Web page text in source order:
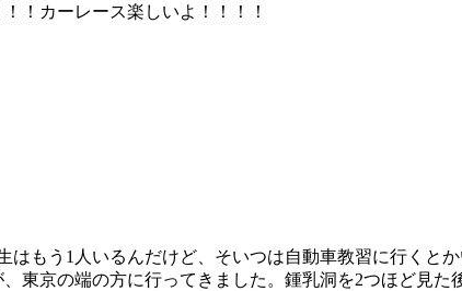
！カーレース楽しいよ！！！！
もう1人いるんだけど、そいつは自動車教習に行くとか
東京の端の方に行ってきました。鍾乳洞を2つほど見